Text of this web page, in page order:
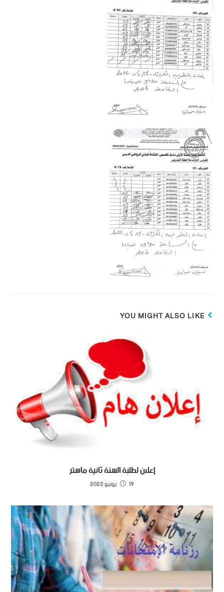
YOU MIGHT ALSO LIKE
إعلان لطلبة السنة ثانية ماستر
19 يونيو 2022